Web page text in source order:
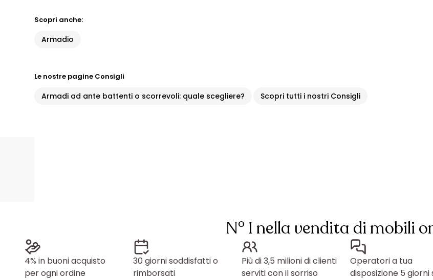
Scopri anche:
Armadio
Le nostre pagine Consigli
Armadi ad ante battenti o scorrevoli: quale scegliere? Scopri tutti i nostri Consigli
N° 1 nella vendita di mobili
4% in buoni acquisto
per ogni ordine
30 giorni soddisfatti o
rimborsati
Più di 3,5 milioni di clienti
serviti con il sorriso
Operatori a tua
disposizione 5 giorni